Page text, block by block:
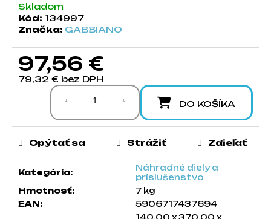
Skladom
Kód: 134997
Značka: GABBIANO
97,56 €
79,32 € bez DPH
Jednotková cena:
DO KOŠÍKA
Kategória:
Náhradné diely a
príslušenstvo
Hmotnosť:
7 kg
EAN:
5906717437694
140.00 x 370.00 x
Opýtať sa Strážiť Zdieľať
O
d
p
o
ú
e